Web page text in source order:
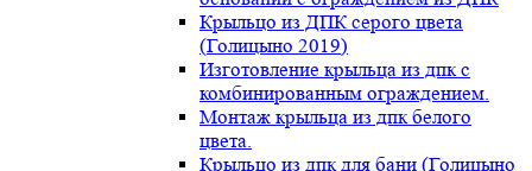
Крыльцо из ДПК серого цвета
(Голицыно 2019)
Изготовление крыльца из дпк с
комбинированным ограждением.
Монтаж крыльца из дпк белого
цвета.
Крыльцо из дпк для бани (Голицыно